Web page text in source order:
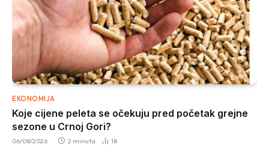
EKONOMIJA
Koje cijene peleta se očekuju pred početak grejne
sezone u Crnoj Gori?
06/08/2026 2 minuta 18